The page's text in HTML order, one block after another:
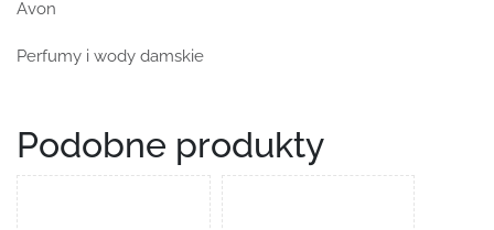
Avon
Perfumy i wody damskie
Podobne produkty